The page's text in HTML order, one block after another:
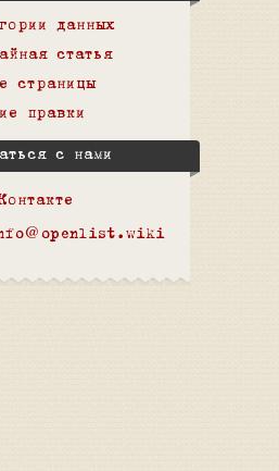
данных
статья
страницы
правки
с нами